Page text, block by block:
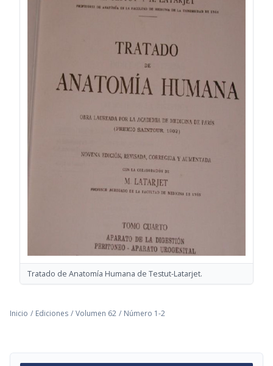
Tratado de Anatomía Humana de Testut-Latarjet.
Inicio / Ediciones / Volumen 62 / Número 1-2